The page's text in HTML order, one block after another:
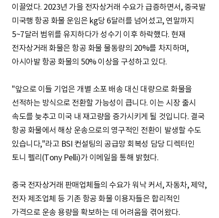
이끌었다. 2023년 가을 전자상거래 수요가 급증하면서, 중국발
미국행 항공 화물 운임은 kg당 6달러를 넘어섰고, 연말까지
5~7달러 범위를 유지하다가 성수기 이후 하락했다. 현재
전자상거래 화물은 항공 화물 물동량의 20%를 차지하며,
아시아발 항공 화물의 50% 이상을 구성하고 있다.
"앞으로 이들 기업은 개별 소포 배송 대신 대량으로 화물을
선적하는 방식으로 전환할 가능성이 큽니다. 이는 시장 출시
속도를 늦추고 미국 내 재고량을 증가시키게 될 것입니다. 결국
항공 화물에서 해상 운송으로의 영구적인 전환이 발생할 수도
있습니다,"라고 BSI 컨설팅의 공급망 회복성 담당 디렉터인
토니 펠리(Tony Pelli)가 이메일을 통해 밝혔다.
중국 전자상거래 판매업체들의 수요가 워낙 커서, 자동차, 제약,
전자 제조업체 등 기존 항공 화물 이용자들은 합리적인
가격으로 운송 용량을 확보하는 데 어려움을 겪어왔다.